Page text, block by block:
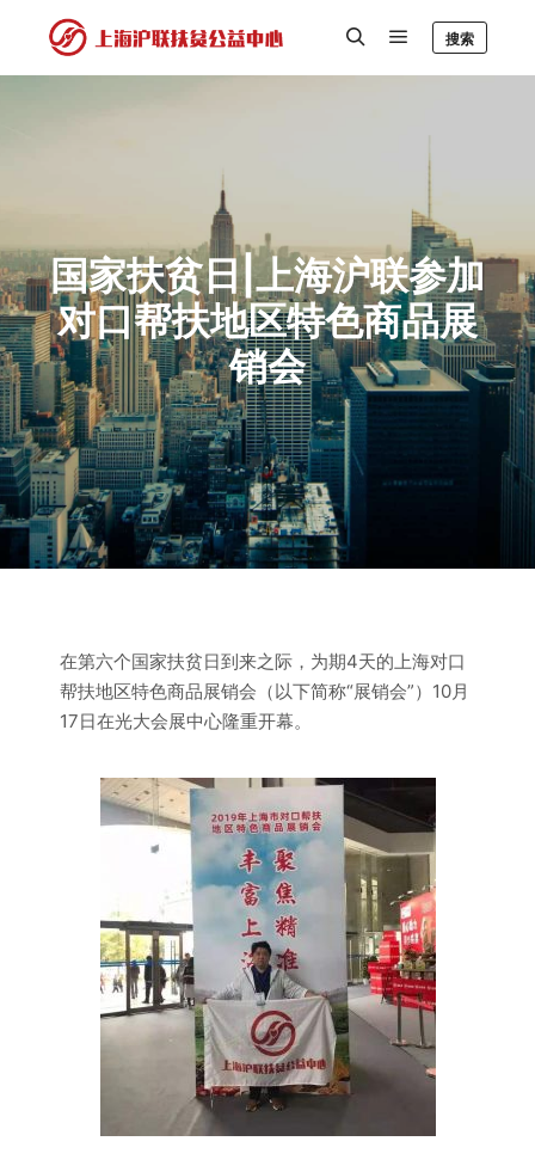
搜索
国家扶贫日|上海沪联参加
对口帮扶地区特色商品展
销会
在第六个国家扶贫日到来之际，为期4天的上海对口
帮扶地区特色商品展销会（以下简称“展销会”）10月
17日在光大会展中心隆重开幕。